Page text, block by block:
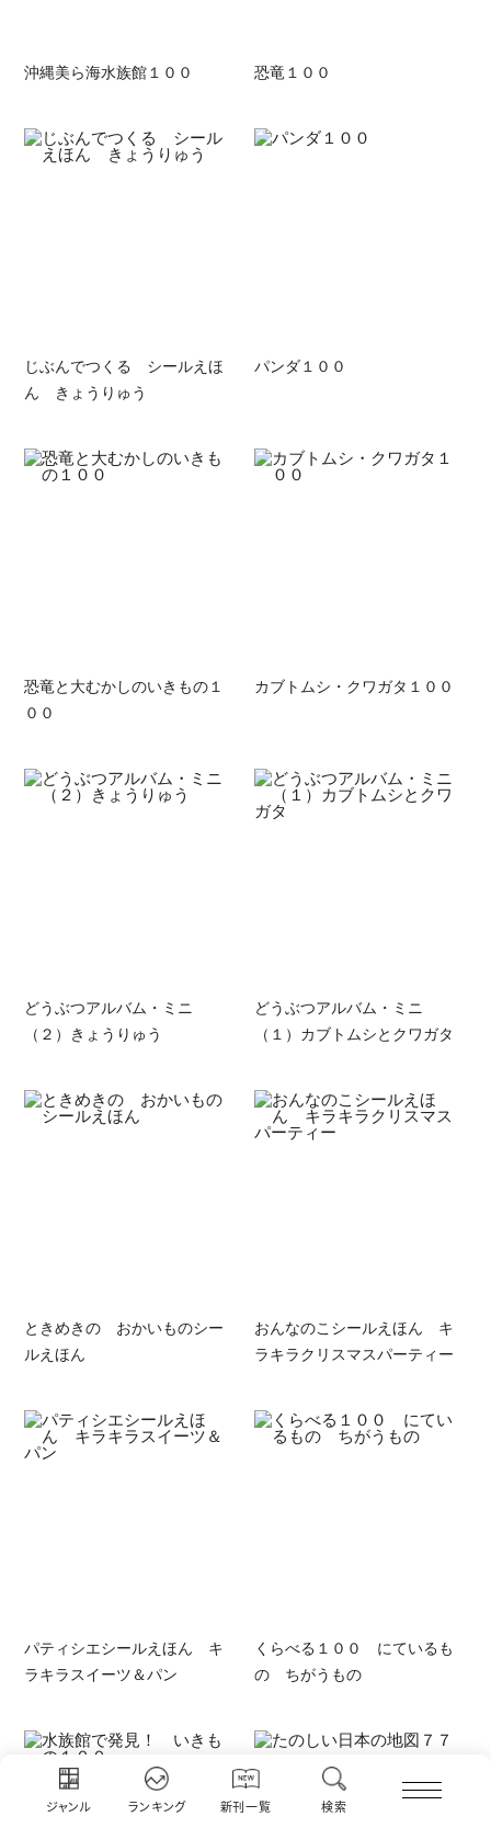
ジャンル ランキング 新刊一覧 検索
沖縄美ら海水族館１００ 恐竜１００
じぶんでつくる シールえほ
ん きょうりゅう
パンダ１００
恐竜と大むかしのいきもの１
００
カブトムシ・クワガタ１００
どうぶつアルバム・ミニ
（２）きょうりゅう
どうぶつアルバム・ミニ
（１）カブトムシとクワガタ
ときめきの おかいものシー
ルえほん
おんなのこシールえほん キ
ラキラクリスマスパーティー
パティシエシールえほん キ
ラキラスイーツ＆パン
くらべる１００ にているも
の ちがうもの